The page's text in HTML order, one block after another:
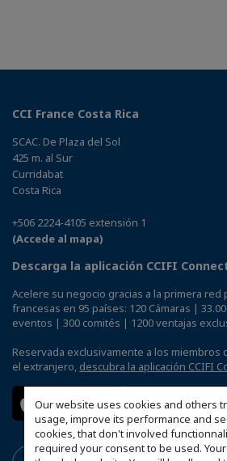
Our website uses cookies and others
usage, improve its performance and
cookies, that don't involved
required your consent to be used.
CCI France Costa Rica
SCAC. De Plaza del Sol
425 m. al Sur
Curridabat
Costa Rica
+506 2224-4105 extensión 1
(Accede al mapa)
Descarga la aplicación CCIFI
Acelere su negocio gracias a la primera red
francesas en 95 países: 120 Cámaras |
eventos | 300 comités | 1200 ventajas
Reservada exclusivamente a los miembros
el extranjero, descubra la aplicación CCIFI